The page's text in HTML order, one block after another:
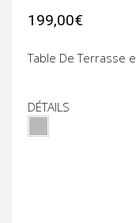
199,00€
Table De Terrasse
DÉTAILS